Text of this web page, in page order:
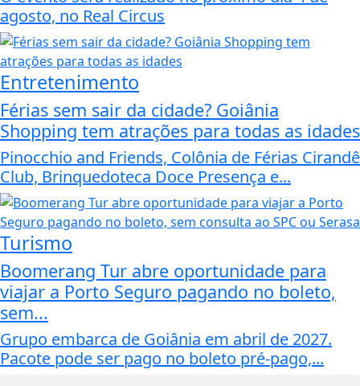
agosto, no Real Circus
Entretenimento
Férias sem sair da cidade? Goiânia
Shopping tem atrações para todas as idades
Pinocchio and Friends, Colônia de Férias Cirandê
Club, Brinquedoteca Doce Presença e...
Turismo
Boomerang Tur abre oportunidade para
viajar a Porto Seguro pagando no boleto,
sem...
Grupo embarca de Goiânia em abril de 2027.
Pacote pode ser pago no boleto pré-pago,...